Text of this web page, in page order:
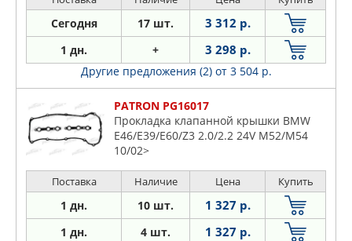
Сегодня 17 шт. 3 312 р.
1 дн. + 3 298 р.
Другие предложения (2) от 3 504 р.
PATRON PG16017
Прокладка клапанной крышки BMW
E46/E39/E60/Z3 2.0/2.2 24V M52/M54
10/02>
Поставка Наличие Цена Купить
1 дн. 10 шт. 1 327 р.
1 дн. 4 шт. 1 327 р.